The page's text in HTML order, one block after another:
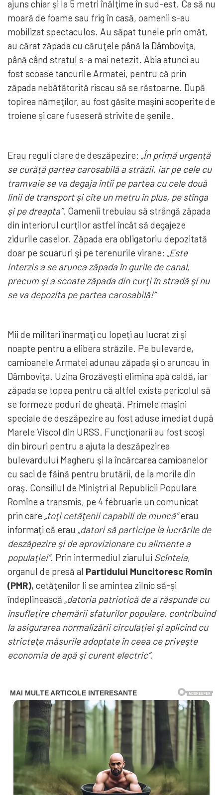
ajuns chiar şi la 5 metri înălţime în sud-est. Ca să nu
moară de foame sau frig în casă, oamenii s-au
mobilizat spectaculos. Au săpat tunele prin omăt,
au cărat zăpada cu căruţele până la Dâmboviţa,
până când stratul s-a mai netezit. Abia atunci au
fost scoase tancurile Armatei, pentru că prin
zăpada nebătătorită riscau să se răstoarne. După
topirea nămeţilor, au fost găsite maşini acoperite de
troiene şi care fuseseră strivite de şenile.
Erau reguli clare de deszăpezire: „În primă urgenţă
se curăţă partea carosabilă a străzii, iar pe cele cu
tramvaie se va degaja întîi pe partea cu cele două
linii de transport şi cîte un metru în plus, pe stînga
şi pe dreapta”. Oamenii trebuiau să strângă zăpada
din interiorul curţilor astfel încât să degajeze
zidurile caselor. Zăpada era obligatoriu depozitată
doar pe scuaruri şi pe terenurile virane: „Este
interzis a se arunca zăpada în gurile de canal,
precum şi a scoate zăpada din curţi în stradă şi nu
se va depozita pe partea carosabilă!”
Mii de militari înarmaţi cu lopeţi au lucrat zi şi
noapte pentru a elibera străzile. Pe bulevarde,
camioanele Armatei adunau zăpada şi o aruncau în
Dâmboviţa. Uzina Grozăveşti elimina apă caldă, iar
zăpada se topea pentru că altfel exista pericolul să
se formeze poduri de gheaţă. Primele maşini
speciale de deszăpezire au fost aduse imediat după
Marele Viscol din URSS. Funcţionarii au fost scoşi
din birouri pentru a ajuta la deszăpezirea
bulevardului Magheru şi la încărcarea camioanelor
cu saci de făină pentru brutării, de la morile din
oraş. Consiliul de Miniştri al Republicii Populare
Romîne a transmis, pe 4 februarie un comunicat
prin care „toţi cetăţenii capabili de muncă”erau
informaţi că erau „datori să participe la lucrările de
deszăpezire şi de aprovizionare cu alimente a
populaţiei”. Prin intermediul ziarului Scînteia,
organul de presă al Partidului Muncitoresc Romîn
(PMR), cetăţenilor li se amintea zilnic să-şi
îndeplinească „datoria patriotică de a răspunde cu
însufleţire chemării sfaturilor populare, contribuind
la asigurarea normalizării circulaţiei şi aplicînd cu
stricteţe măsurile adoptate în ceea ce priveşte
economia de apă şi curent electric”.